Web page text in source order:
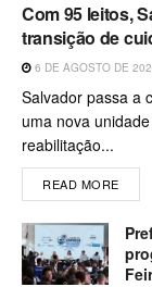
Com 95 leitos,
transição de
6 DE AGOSTO DE
Salvador passa a
uma nova
reabilitação...
READ MORE